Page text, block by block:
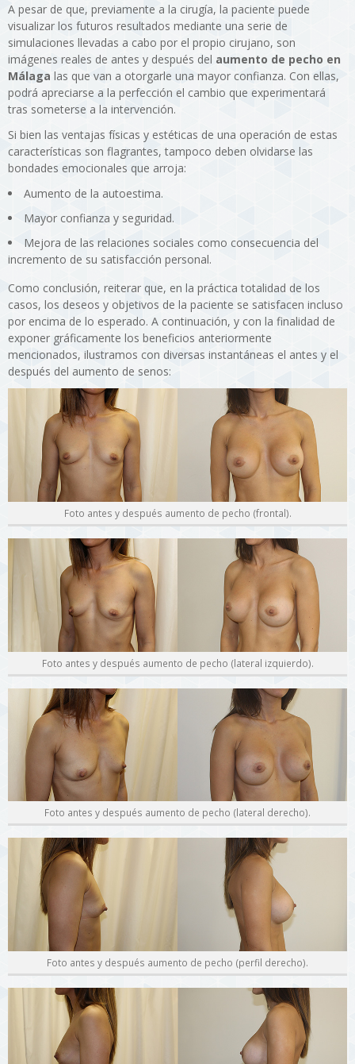
A pesar de que, previamente a la cirugía, la paciente puede
visualizar los futuros resultados mediante una serie de
simulaciones llevadas a cabo por el propio cirujano, son
imágenes reales de antes y después del aumento de pecho en
Málaga las que van a otorgarle una mayor confianza. Con ellas,
podrá apreciarse a la perfección el cambio que experimentará
tras someterse a la intervención.
Si bien las ventajas físicas y estéticas de una operación de estas
características son flagrantes, tampoco deben olvidarse las
bondades emocionales que arroja:
Aumento de la autoestima.
Mayor confianza y seguridad.
Mejora de las relaciones sociales como consecuencia del
incremento de su satisfacción personal.
Como conclusión, reiterar que, en la práctica totalidad de los
casos, los deseos y objetivos de la paciente se satisfacen incluso
por encima de lo esperado. A continuación, y con la finalidad de
exponer gráficamente los beneficios anteriormente
mencionados, ilustramos con diversas instantáneas el antes y el
después del aumento de senos:
Foto antes y después aumento de pecho (frontal).
Foto antes y después aumento de pecho (lateral izquierdo).
Foto antes y después aumento de pecho (lateral derecho).
Foto antes y después aumento de pecho (perfil derecho).